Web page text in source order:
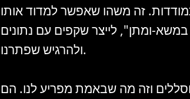
זה משהו שאפשר למדוד אותו
במשא-ומתן", לייצר שקפים עם נתונים
ולהרגיש שפתרנו.
וזה מה שבאמת מפריע לנו. הם